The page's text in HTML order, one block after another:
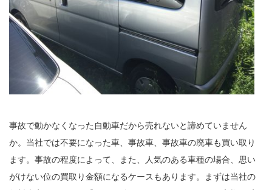
事故で動かなくなった自動車だから売れないと諦めていません
か。当社では不要になった車、事故車、事故車の廃車も買い取り
ます。事故の程度によって、また、人気のある車種の場合、思い
がけない位の買取り金額になるケースもあります。まずは当社の